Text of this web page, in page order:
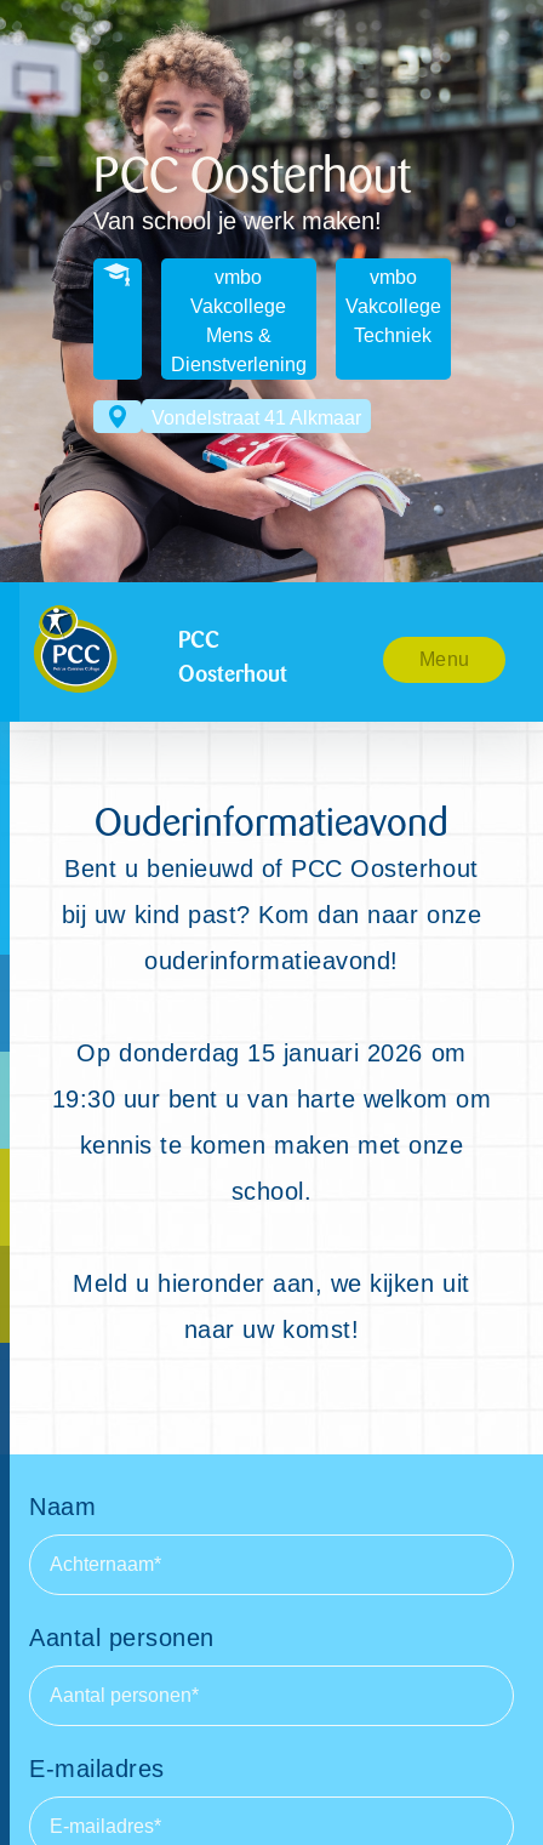
PCC Oosterhout
Van school je werk maken!
vmbo
Vakcollege
Mens &
Dienstverlening
vmbo
Vakcollege
Techniek
Vondelstraat 41 Alkmaar
PCC
Oosterhout
Menu
Ouderinformatieavond
Bent u benieuwd of PCC Oosterhout
bij uw kind past? Kom dan naar onze
ouderinformatieavond!
Op donderdag 15 januari 2026 om
19:30 uur bent u van harte welkom om
kennis te komen maken met onze
school.
Meld u hieronder aan, we kijken uit
naar uw komst!
Naam
Aantal personen
E-mailadres